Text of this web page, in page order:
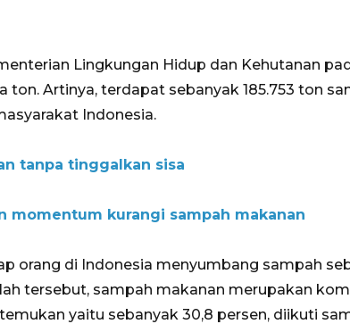
Lingkungan Hidup dan Kehutanan
ton. Artinya, terdapat sebanyak 185.753 ton
Indonesia.
tanpa tinggalkan sisa
momentum kurangi sampah makanan
orang di Indonesia menyumbang sampah
tersebut, sampah makanan merupakan
yaitu sebanyak 30,8 persen, diikuti
timnas
kembali asah
9 Juli 2026